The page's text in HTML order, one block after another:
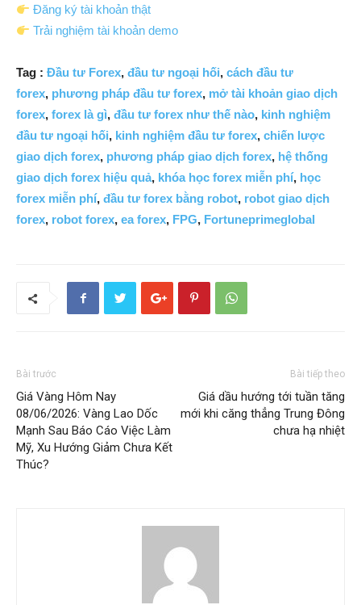
Đăng ký tài khoản thật
Trải nghiệm tài khoản demo
Tag : Đầu tư Forex, đầu tư ngoại hối, cách đầu tư
forex, phương pháp đầu tư forex, mở tài khoản giao dịch
forex, forex là gì, đầu tư forex như thế nào, kinh nghiệm
đầu tư ngoại hối, kinh nghiệm đầu tư forex, chiến lược
giao dịch forex, phương pháp giao dịch forex, hệ thống
giao dịch forex hiệu quả, khóa học forex miễn phí, học
forex miễn phí, đầu tư forex bằng robot, robot giao dịch
forex, robot forex, ea forex, FPG, Fortuneprimeglobal
Bài trước
Giá Vàng Hôm Nay
08/06/2026: Vàng Lao Dốc
Mạnh Sau Báo Cáo Việc Làm
Mỹ, Xu Hướng Giảm Chưa Kết
Thúc?
Bài tiếp theo
Giá dầu hướng tới tuần tăng
mới khi căng thẳng Trung Đông
chưa hạ nhiệt